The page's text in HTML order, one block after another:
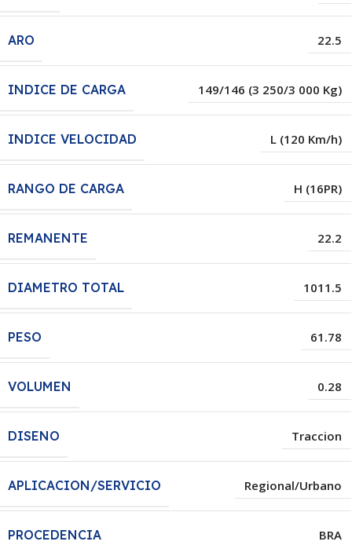
ARO 22.5
INDICE DE CARGA 149/146 (3 250/3 000 Kg)
INDICE VELOCIDAD L (120 Km/h)
RANGO DE CARGA H (16PR)
REMANENTE 22.2
DIAMETRO TOTAL 1011.5
PESO 61.78
VOLUMEN 0.28
DISENO Traccion
APLICACION/SERVICIO Regional/Urbano
PROCEDENCIA BRA